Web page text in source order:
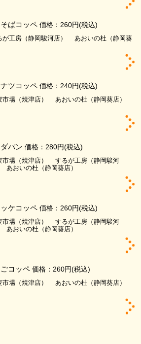
ばコッペ 価格：260円(税込)
が工房（静岡駿河店）
あおいの杜（静岡葵
ツコッペ 価格：240円(税込)
市場（焼津店） あおいの杜（静岡葵店）
パン 価格：280円(税込)
市場（焼津店）
するが工房（静岡駿河
あおいの杜（静岡葵店）
ケコッペ 価格：260円(税込)
市場（焼津店）
するが工房（静岡駿河
あおいの杜（静岡葵店）
コッペ 価格：260円(税込)
市場（焼津店） あおいの杜（静岡葵店）